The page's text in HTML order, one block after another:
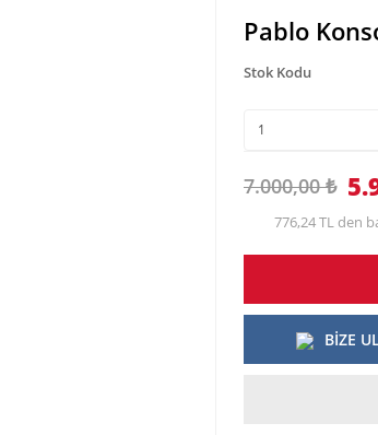
Pablo
Stok Kodu
7.000,00 ₺
776,24 TL den
BİZE